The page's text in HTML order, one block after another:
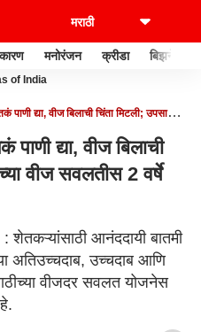
मनोरंजन क्रीडा बिझनेस
of India
पाणी द्या, वीज बिलाची चिंता मिटली; उपसा
पाणी द्या, वीज बिलाची
वीज सवलतीस 2 वर्षे
आनंददायी बातमी
अतिउच्चदाब, उच्चदाब आणि
वीजदर सवलत योजनेस